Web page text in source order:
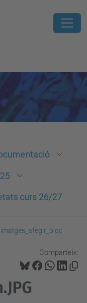
curs 26/27
imatges_afegir_bloc
Comparteix: